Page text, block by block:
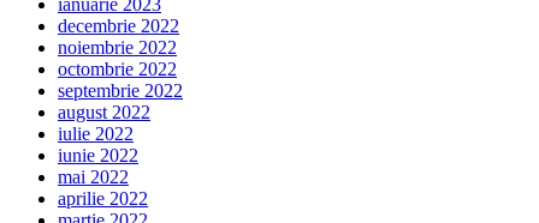
decembrie 2022
noiembrie 2022
octombrie 2022
septembrie 2022
august 2022
iulie 2022
iunie 2022
mai 2022
aprilie 2022